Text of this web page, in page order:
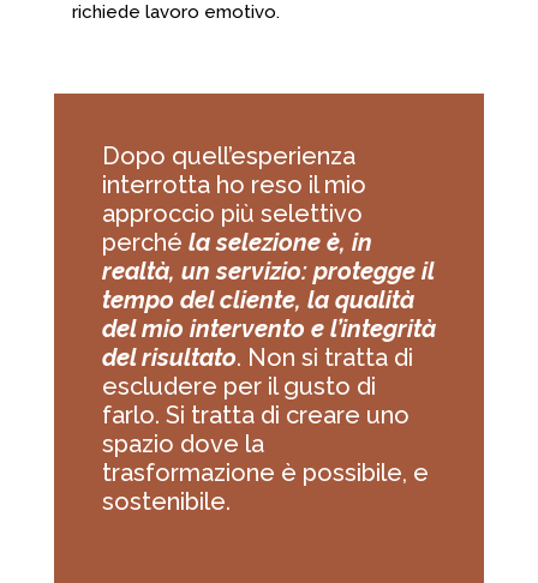
richiede lavoro emotivo.
Dopo quell’esperienza
interrotta ho reso il mio
approccio più selettivo
perché la selezione è, in
realtà, un servizio: protegge il
tempo del cliente, la qualità
del mio intervento e l’integrità
del risultato. Non si tratta di
escludere per il gusto di
farlo. Si tratta di creare uno
spazio dove la
trasformazione è possibile, e
sostenibile.